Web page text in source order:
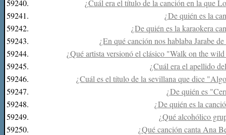
59240.
¿Cuál era el título de la canción en la que
59241.
¿De quién es la
59242.
¿De quién es la karaokera
59243.
¿En qué canción nos hablaba Jarabe
59244.
¿Qué artista versionó el clásico "Walk on the
59245.
¿Cuál era el apellido
59246.
¿Cuál es el título de la sevillana que dice
59247.
¿De quién es
59248.
¿De quién es la
59249.
¿Qué alcohólico
59250.
¿Qué canción canta Ana